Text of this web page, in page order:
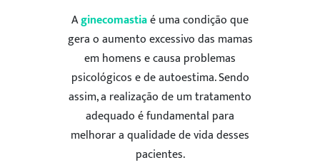
Aginecomastiaé uma condição que
gera o aumento excessivo das mamas
em homens e causa problemas
psicológicos e de autoestima. Sendo
assim, a realização de um tratamento
adequado é fundamental para
melhorar a qualidade de vida desses
pacientes.